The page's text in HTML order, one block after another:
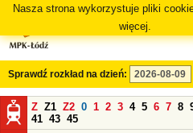
Nasza strona wykorzystuje pliki
więcej.
Sprawdź rozkład na dzień:
Z Z1 Z2 0 1 2 3 4 5 6 7 8
41 43 45